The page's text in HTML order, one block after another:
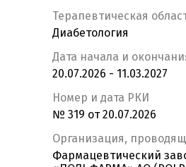
Терапевтическая
Диабетология
Дата начала и
20.07.2026 - 11.03.2027
Номер и дата РКИ
№ 319 от 20.07.2026
Организация,
Фармацевтический